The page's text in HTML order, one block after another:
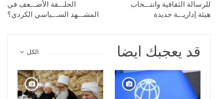
للرسالة الثقافية وانتـ.ـخاب
هيئة إداريـ.ـة جديدة
الحلـ.ـقة الأضـ.ـعف في
المشـ.ـهد السـ.ـياسي الكردي؟
الكل قد يعجبك ايضا